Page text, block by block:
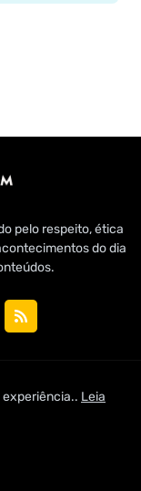
pelo respeito, ética
do dia
Jornal Noroeste
experiência.. Leia